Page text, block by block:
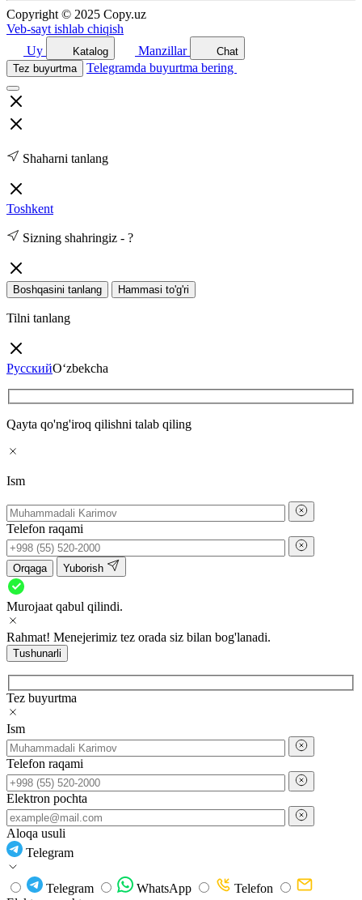
Copyright © 2025 Copy.uz
Veb-sayt ishlab chiqish
Uy
Katalog Manzillar
Chat
Tez buyurtma
Telegramda buyurtma bering
Shaharni tanlang
Toshkent
Sizning shahringiz - ?
Boshqasini tanlang Hammasi to'g'ri
Tilni tanlang
РусскийO‘zbekcha
Qayta qo'ng'iroq qilishni talab qiling
Ism
Telefon raqami
Orqaga Yuborish
Murojaat qabul qilindi.
Rahmat! Menejerimiz tez orada siz bilan bog'lanadi.
Tushunarli
Tez buyurtma
Ism
Telefon raqami
Elektron pochta
Aloqa usuli
Telegram
Telegram WhatsApp
Telefon